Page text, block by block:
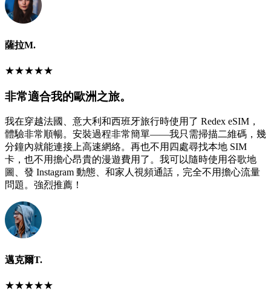
薩拉M.
★★★★★
非常適合我的歐洲之旅。
我在穿越法國、意大利和西班牙旅行時使用了 Redex eSIM，
體驗非常順暢。安裝過程非常簡單——我只需掃描二維碼，幾
分鐘內就能連接上高速網絡。再也不用四處尋找本地 SIM
卡，也不用擔心昂貴的漫遊費用了。我可以隨時使用谷歌地
圖、發 Instagram 動態、和家人視頻通話，完全不用擔心流量
問題。強烈推薦！
邁克爾T.
★★★★★